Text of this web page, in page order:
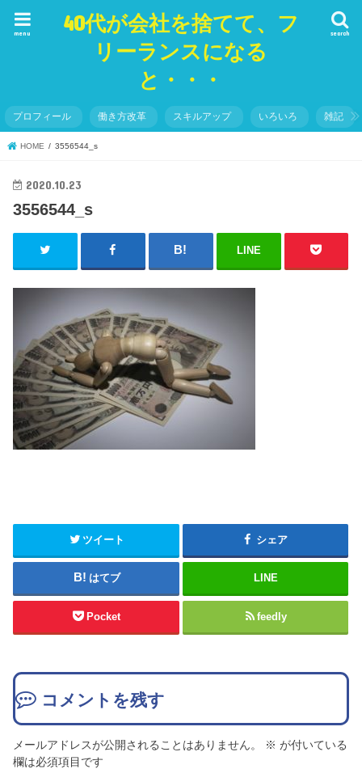
40代が会社を捨てて、フ
リーランスになる
と・・・
search
menu
プロフィール 働き方改革 スキルアップ いろいろ 雑記
HOME 3556544_s
2020.10.23
3556544_s
LINE
ツイート シェア
はてブ LINE
Pocket feedly
コメントを残す
メールアドレスが公開されることはありません。 ※ が付いている
欄は必須項目です